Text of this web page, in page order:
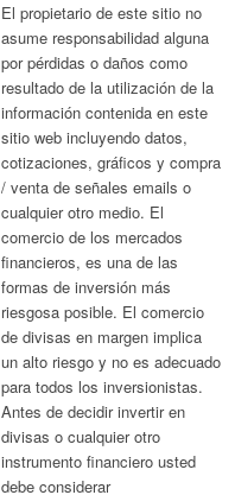
El propietario de este sitio no
asume responsabilidad alguna
por pérdidas o daños como
resultado de la utilización de la
información contenida en este
sitio web incluyendo datos,
cotizaciones, gráficos y compra
/ venta de señales emails o
cualquier otro medio. El
comercio de los mercados
financieros, es una de las
formas de inversión más
riesgosa posible. El comercio
de divisas en margen implica
un alto riesgo y no es adecuado
para todos los inversionistas.
Antes de decidir invertir en
divisas o cualquier otro
instrumento financiero usted
debe considerar